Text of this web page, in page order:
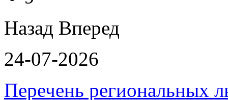
Назад Вперед
24-07-2026
Перечень региональных